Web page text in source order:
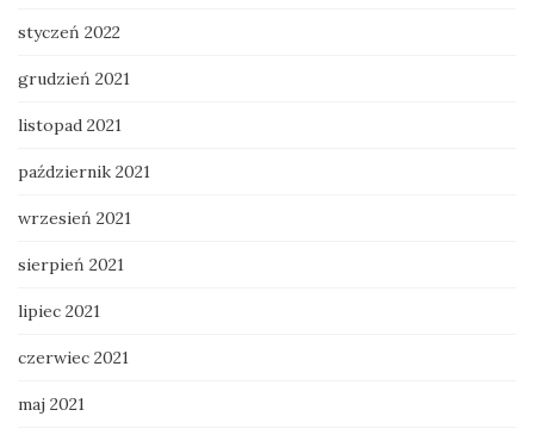
styczeń 2022
grudzień 2021
listopad 2021
październik 2021
wrzesień 2021
sierpień 2021
lipiec 2021
czerwiec 2021
maj 2021